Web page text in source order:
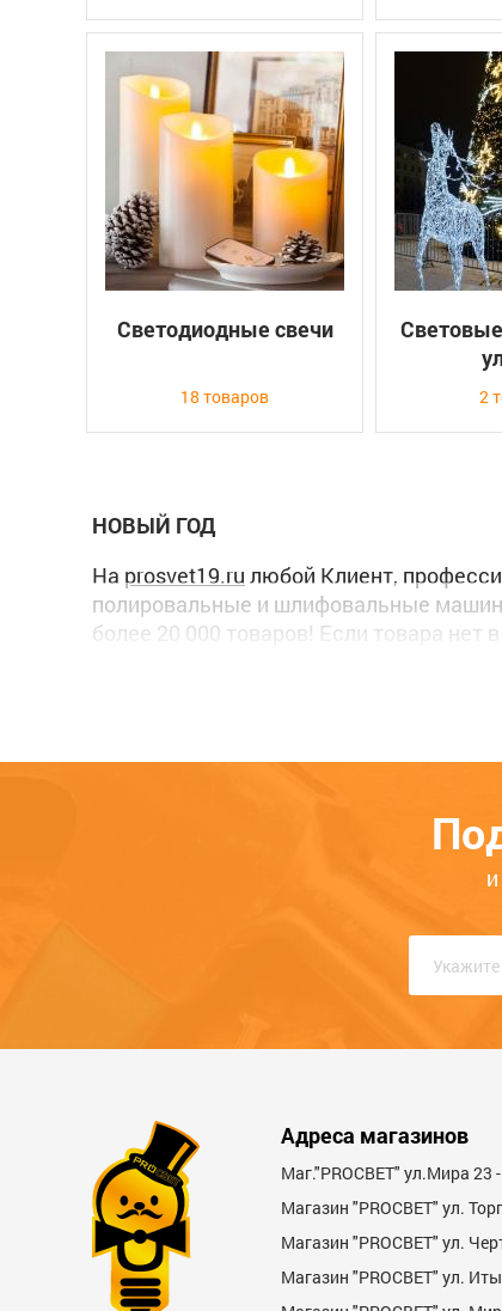
Светодиодные свечи
18 товаров 2
НОВЫЙ ГОД
На prosvet19.ru любой Клиент,
полировальные и шлифовальные
более 20 000 товаров! Если товара нет
Если Вам потребуется наша
Адреса магазинов
Маг."PROСВЕТ" ул.Мира 23
Магазин "PROСВЕТ" ул.
Магазин "PROCBET" ул.
Магазин "PROCBET" ул.